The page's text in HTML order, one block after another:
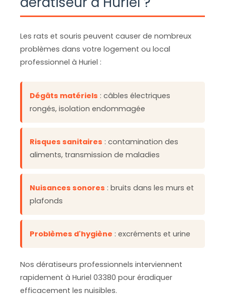
Les rats et souris peuvent causer de nombreux
problèmes dans votre logement ou local
professionnel à Huriel :
Dégâts matériels : câbles électriques
rongés, isolation endommagée
Risques sanitaires : contamination des
aliments, transmission de maladies
Nuisances sonores : bruits dans les murs et
plafonds
Problèmes d'hygiène : excréments et urine
Nos dératiseurs professionnels interviennent
rapidement à Huriel 03380 pour éradiquer
efficacement les nuisibles.